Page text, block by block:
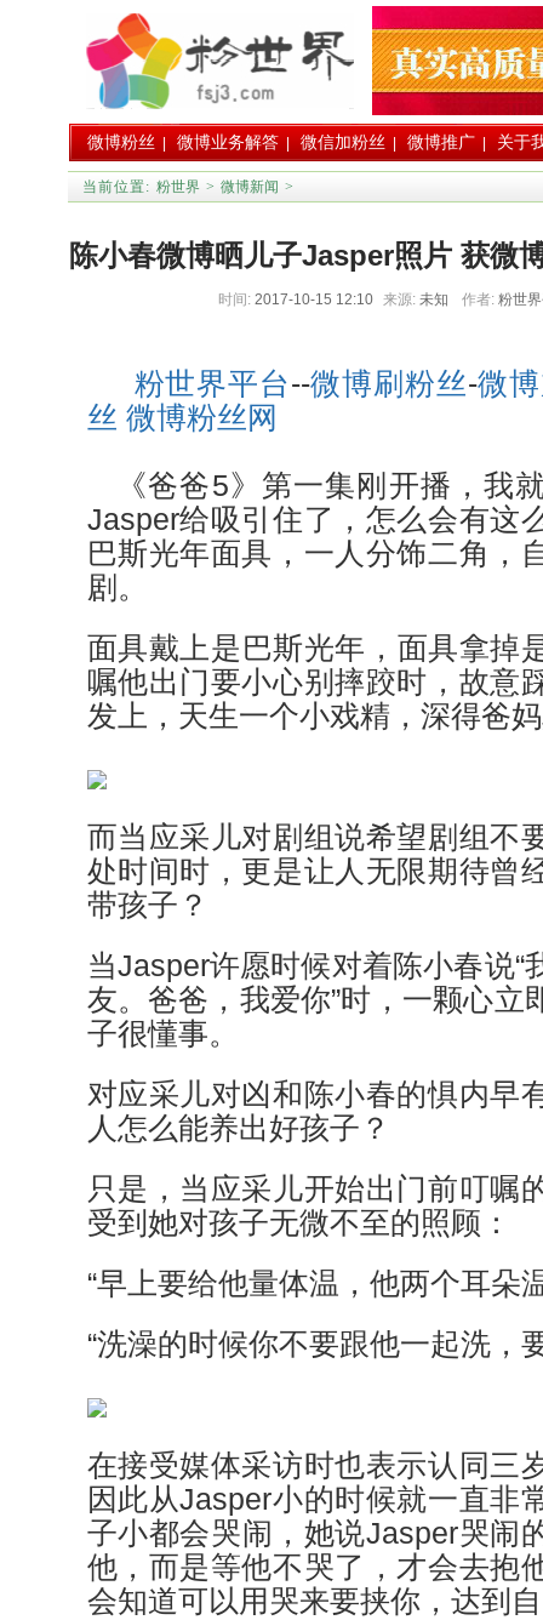
微博粉丝 微博业务解答 微信加粉丝 微博推广| 关于
当前位置: 粉世界 > 微博新闻 >
陈小春微博晒儿子Jasper照片 获微
时间: 2017-10-15 12:10 来源: 未知 作者: 粉世
粉世界平台--微博刷粉丝-微
丝 微博粉丝网
《爸爸5》第一集刚开播，我
Jasper给吸引住了，怎么会有这
巴斯光年面具，一人分饰二角，
剧。
面具戴上是巴斯光年，面具拿掉
嘱他出门要小心别摔跤时，故意
发上，天生一个小戏精，深得爸
而当应采儿对剧组说希望剧组不
处时间时，更是让人无限期待曾
带孩子？
当Jasper许愿时候对着陈小春说“
友。爸爸，我爱你”时，一颗心立
子很懂事。
对应采儿对凶和陈小春的惧内早
人怎么能养出好孩子？
只是，当应采儿开始出门前叮嘱
受到她对孩子无微不至的照顾：
“早上要给他量体温，他两个耳
“洗澡的时候你不要跟他一起洗
在接受媒体采访时也表示认同三
因此从Jasper小的时候就一直非
子小都会哭闹，她说Jasper哭闹
他，而是等他不哭了，才会去抱
会知道可以用哭来要挟你，达到